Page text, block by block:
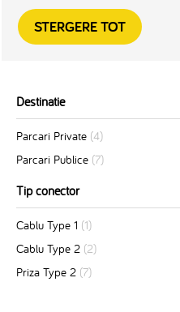
STERGERE TOT
Destinatie
Parcari Private (4)
Parcari Publice (7)
Tip conector
Cablu Type 1 (1)
Cablu Type 2 (2)
Priza Type 2 (7)